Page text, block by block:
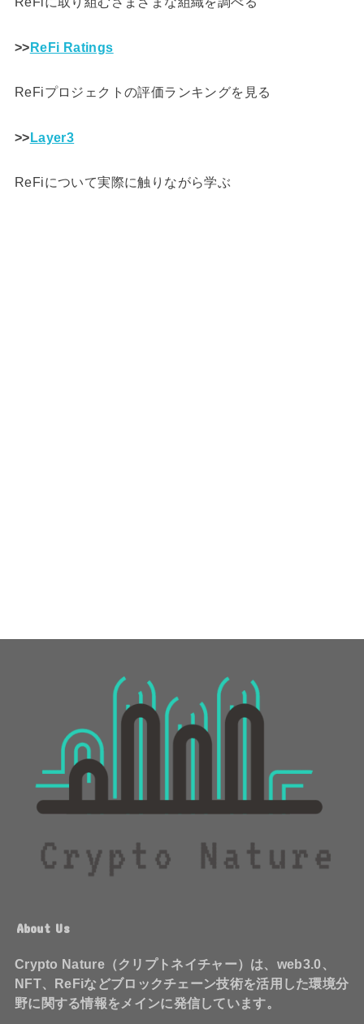
>>ReFi Ratings
ReFiプロジェクトの評価ランキングを見る
>>Layer3
ReFiについて実際に触りながら学ぶ
About Us
Crypto Nature（クリプトネイチャー）は、web3.0、
NFT、ReFiなどブロックチェーン技術を活用した環境分
野に関する情報をメインに発信しています。